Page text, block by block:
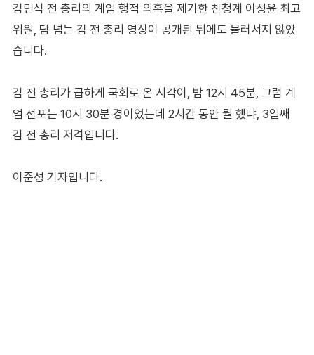
김민석 전 총리의 계엄 행적 의혹을 제기한 친청계 이성윤 최고
위원, 담 넘는 김 전 총리 영상이 공개된 뒤에도 물러서지 않았
습니다.
김 전 총리가 급하게 국회로 온 시각이, 밤 12시 45분, 그럼 계
엄 선포는 10시 30분 경이었는데 2시간 동안 뭘 했냐, 3일째
김 전 총리 저격입니다.
이준성 기자입니다.